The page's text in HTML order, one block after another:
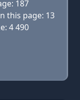
187
this page: 13
4 490